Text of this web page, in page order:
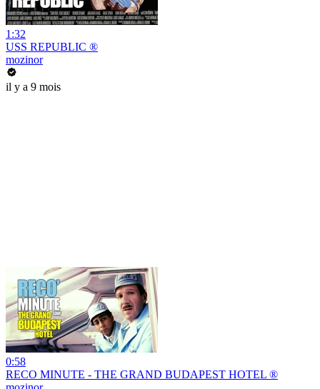
1:32
USS REPUBLIC ®
mozinor
il y a 9 mois
0:58
RECO MINUTE - THE GRAND BUDAPEST HOTEL ®